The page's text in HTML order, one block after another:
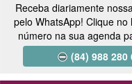
Receba diariamente
pelo WhatsApp! Clique no
número na sua agenda
(84) 988 280